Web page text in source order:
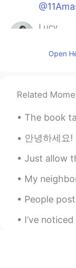
Lucy
Ella
KR EN
시는 거
강상모
EN
거의 모
용하지
Open
Related
The book talks about the
안녕하세요! 제 이름은 저니퍼이나 설희예요 반
Just allow these sacred
My neighbors cat always
People posting about
I’ve noticed there has